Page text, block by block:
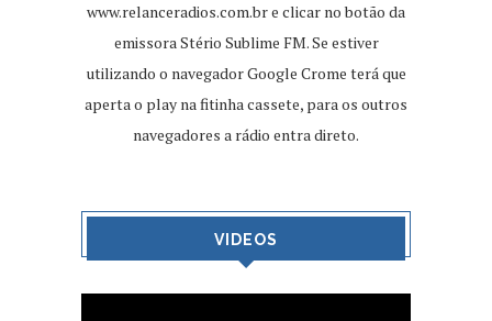
www.relanceradios.com.bre clicar no botão da
emissora Stério Sublime FM. Se estiver
utilizando o navegador Google Crome terá que
aperta o play na fitinha cassete, para os outros
navegadores a rádio entra direto.
VIDEOS